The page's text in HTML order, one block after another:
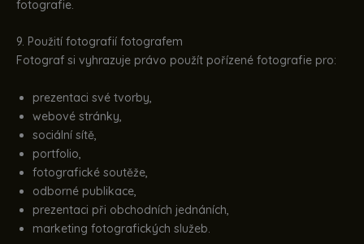
fotografie.
9. Použití fotografií fotografem
Fotograf si vyhrazuje právo použít pořízené fotografie pro:
prezentaci své tvorby,
webové stránky,
sociální sítě,
portfolio,
fotografické soutěže,
odborné publikace,
prezentaci při obchodních jednáních,
marketing fotografických služeb.